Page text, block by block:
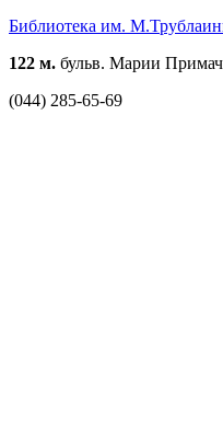
Библиотека им.
122 м. бульв. Марии
(044) 285-65-69